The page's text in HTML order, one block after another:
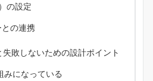
の設定
の連携
敗しないための設計ポイント
みになっている